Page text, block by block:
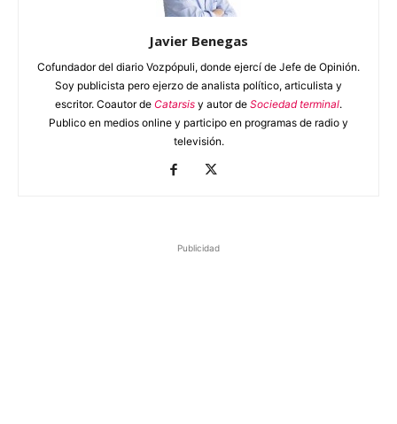
Javier Benegas
Cofundador del diario Vozpópuli, donde ejercí de Jefe de Opinión.
Soy publicista pero ejerzo de analista político, articulista y
escritor. Coautor de Catarsis y autor de Sociedad terminal.
Publico en medios online y participo en programas de radio y
televisión.
Publicidad